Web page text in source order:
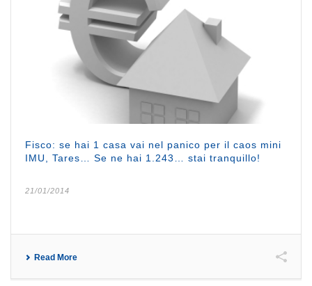
Fisco: se hai 1 casa vai nel panico per il caos mini
IMU, Tares… Se ne hai 1.243… stai tranquillo!
21/01/2014
Read More